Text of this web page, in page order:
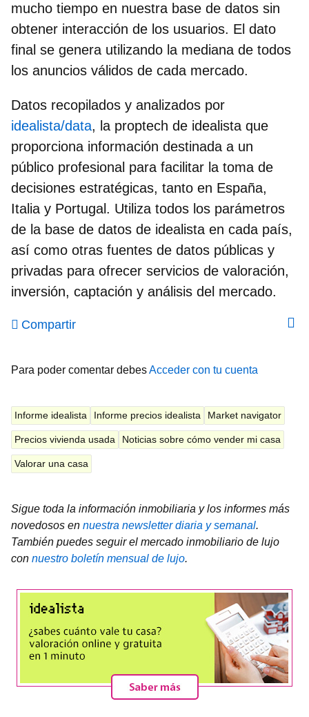
mucho tiempo en nuestra base de datos sin
obtener interacción de los usuarios. El dato
final se genera utilizando la mediana de todos
los anuncios válidos de cada mercado.
Datos recopilados y analizados por
idealista/data, la proptech de idealista que
proporciona información destinada a un
público profesional para facilitar la toma de
decisiones estratégicas, tanto en España,
Italia y Portugal. Utiliza todos los parámetros
de la base de datos de idealista en cada país,
así como otras fuentes de datos públicas y
privadas para ofrecer servicios de valoración,
inversión, captación y análisis del mercado.
Compartir
Para poder comentar debesAcceder con tu cuenta
Informe idealista Informe precios idealista Market navigator
Precios vivienda usada Noticias sobre cómo vender mi casa
Valorar una casa
Sigue toda la información inmobiliaria y los informes más
novedosos en nuestra newsletter diaria y semanal.
También puedes seguir el mercado inmobiliario de lujo
con nuestro boletín mensual de lujo.